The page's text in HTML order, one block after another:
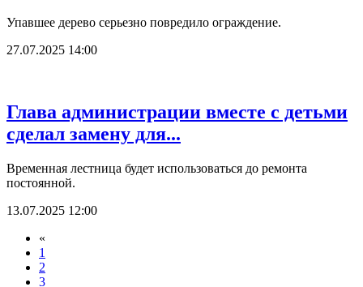
Упавшее дерево серьезно повредило ограждение.
27.07.2025 14:00
Глава администрации вместе с детьми
сделал замену для...
Временная лестница будет использоваться до ремонта
постоянной.
13.07.2025 12:00
«
1
2
3